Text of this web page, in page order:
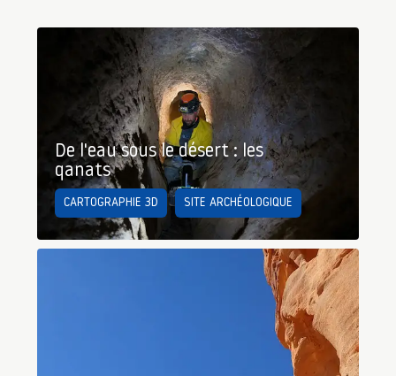
De l'eau sous le désert : les
qanats
CARTOGRAPHIE 3D SITE ARCHÉOLOGIQUE